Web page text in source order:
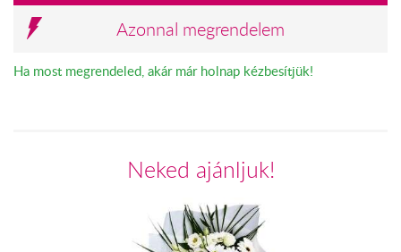
Azonnal megrendelem
Ha most megrendeled, akár már holnap kézbesítjük!
Neked ajánljuk!